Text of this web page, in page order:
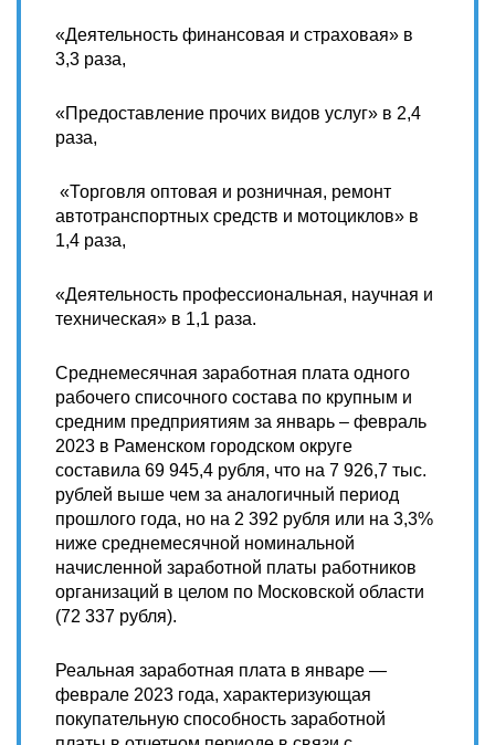
«Деятельность финансовая и страховая» в
3,3 раза,
«Предоставление прочих видов услуг» в 2,4
раза,
«Торговля оптовая и розничная, ремонт
автотранспортных средств и мотоциклов» в
1,4 раза,
«Деятельность профессиональная, научная и
техническая» в 1,1 раза.
Среднемесячная заработная плата одного
рабочего списочного состава по крупным и
средним предприятиям за январь – февраль
2023 в Раменском городском округе
составила 69 945,4 рубля, что на 7 926,7 тыс.
рублей выше чем за аналогичный период
прошлого года, но на 2 392 рубля или на 3,3%
ниже среднемесячной номинальной
начисленной заработной платы работников
организаций в целом по Московской области
(72 337 рубля).
Реальная заработная плата в январе —
феврале 2023 года, характеризующая
покупательную способность заработной